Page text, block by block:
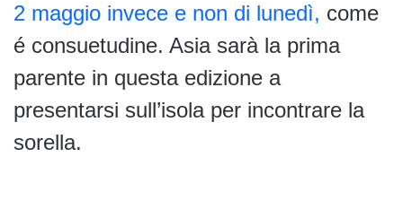
2 maggio invece e non di lunedì, come
é consuetudine. Asia sarà la prima
parente in questa edizione a
presentarsi sull’isola per incontrare la
sorella.